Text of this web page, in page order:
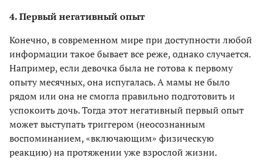
4. Первый негативный опыт
Конечно, в современном мире при доступности любой
информации такое бывает все реже, однако случается.
Например, если девочка была не готова к первому
опыту месячных, она испугалась. А мамы не было
рядом или она не смогла правильно подготовить и
успокоить дочь. Тогда этот негативный первый опыт
может выступать триггером (неосознанным
воспоминанием, «включающим» физическую
реакцию) на протяжении уже взрослой жизни.